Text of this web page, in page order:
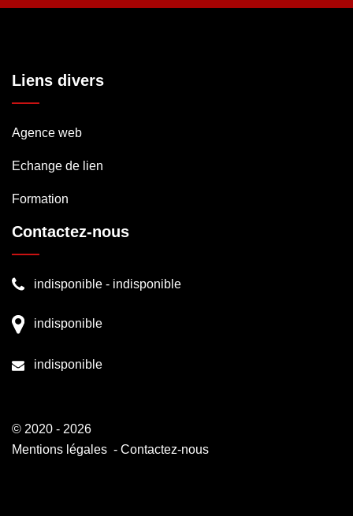
Liens divers
Agence web
Echange de lien
Formation
Contactez-nous
indisponible - indisponible
indisponible
indisponible
© 2020 - 2026
Mentions légales - Contactez-nous